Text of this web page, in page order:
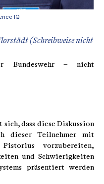
IQ
(Schreibweise nicht
Bundeswehr – nicht
dass diese Diskussion
dieser Teilnehmer mit
vorzubereiten,
und Schwierigkeiten
präsentiert werden